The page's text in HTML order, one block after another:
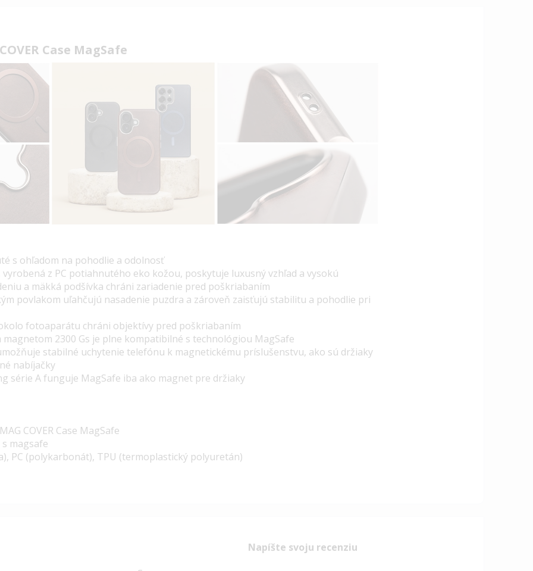
Case MagSafe
s ohľadom na pohodlie a odolnosť
z PC potiahnutého eko kožou, poskytuje luxusný vzhľad a vysokú
a mäkká podšívka chráni zariadenie pred poškriabaním
povlakom uľahčujú nasadenie puzdra a zároveň zaisťujú stabilitu a pohodlie pri
fotoaparátu chráni objektívy pred poškriabaním
magnetom 2300 Gs je plne kompatibilné s technológiou MagSafe
stabilné uchytenie telefónu k magnetickému príslušenstvu, ako sú držiaky
nabíjačky
série A funguje MagSafe iba ako magnet pre držiaky
COVER Case MagSafe
magsafe
PC (polykarbonát), TPU (termoplastický polyuretán)
Napíšte svoju recenziu